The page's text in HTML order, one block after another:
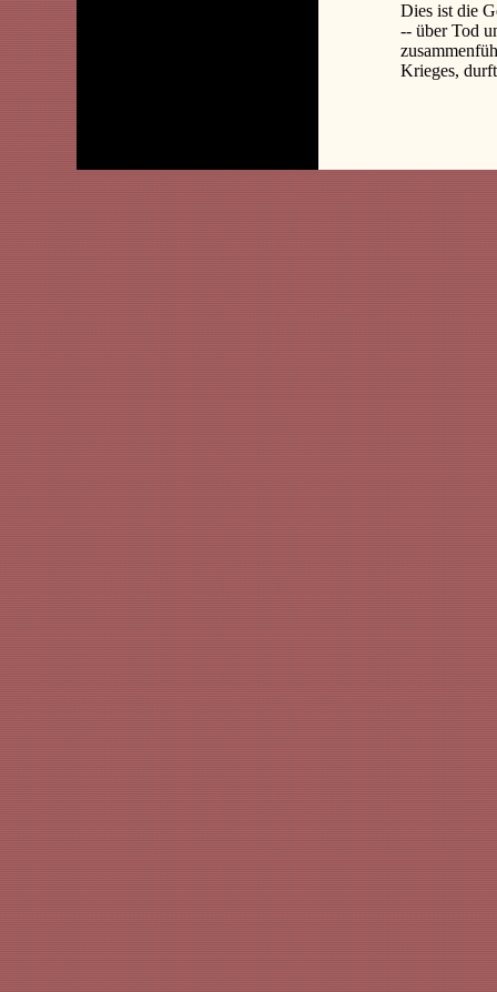
Dies ist die
-- über Tod
Krieges,